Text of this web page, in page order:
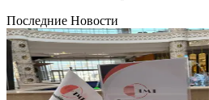
Последние Новости